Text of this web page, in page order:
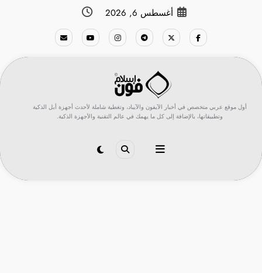
أغسطس 6, 2026
أول موقع عربي متخصص في أخبار الآيفون والآيباد، وتغطية شاملة لأحدث أجهزة أبل الذكية
وتطبيقاتها، بالإضافة إلى كل ما يهمك في عالم التقنية والأجهزة الذكية.